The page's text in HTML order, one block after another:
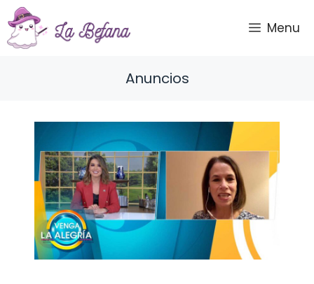
Saltar
al
contenido
Menu
Anuncios